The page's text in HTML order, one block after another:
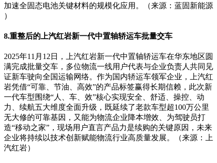
加速全固态电池关键材料的规模化应用。（来源：蓝固新能源
）
8.重整后的上汽红岩新一代中置轴轿运车批量交车
2025年11月12日，上汽红岩新一代中置轴轿运车在华东地区圆
满完成批量交车，多位物流一线用户代表与企业负责人共同见
证新车驶向全国运输网络。作为国内轿运车领军企业，上汽红
岩凭借“可靠、节油、高效”的产品标签赢得长期信赖，此次新
一代车型围绕“人、车、效”核心实现安全、舒适、操控、动
力、续航五大维度全面升级，既延续了老款车型超100万公里
无大修的可靠基因，又能为物流企业降本增效、为驾驶员打
造“移动之家”，现场用户直言产品力是续购的关键原因，未来
企业将持续以技术创新赋能物流行业高质量发展。（来源：上
汽红岩）